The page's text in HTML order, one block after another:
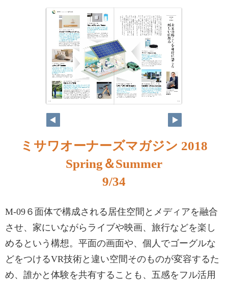
ミサワオーナーズマガジン 2018
Spring＆Summer
9/34
M-09６面体で構成される居住空間とメディアを融合
させ、家にいながらライブや映画、旅行などを楽し
めるという構想。平面の画面や、個人でゴーグルな
どをつけるVR技術と違い空間そのものが変容するた
め、誰かと体験を共有することも、五感をフル活用